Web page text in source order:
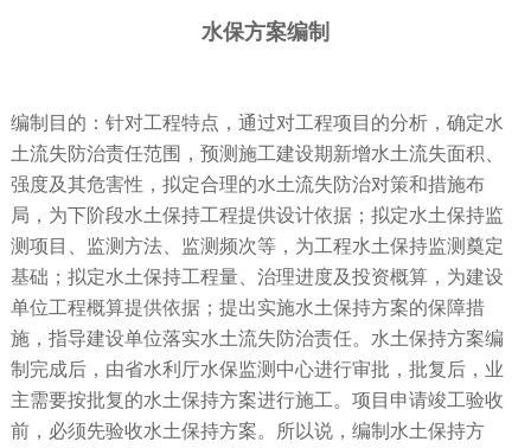
水保方案编制
编制目的：针对工程特点，通过对工程项目的分析，确定水
土流失防治责任范围，预测施工建设期新增水土流失面积、
强度及其危害性，拟定合理的水土流失防治对策和措施布
局，为下阶段水土保持工程提供设计依据；拟定水土保持监
测项目、监测方法、监测频次等，为工程水土保持监测奠定
基础；拟定水土保持工程量、治理进度及投资概算，为建设
单位工程概算提供依据；提出实施水土保持方案的保障措
施，指导建设单位落实水土流失防治责任。水土保持方案编
制完成后，由省水利厅水保监测中心进行审批，批复后，业
主需要按批复的水土保持方案进行施工。项目申请竣工验收
前，必须先验收水土保持方案。所以说，编制水土保持方